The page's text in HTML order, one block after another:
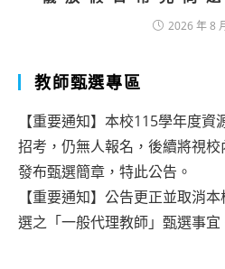
2026 年 8
教師甄選專區
【重要通知】本校115學年度
招考，仍無人報名，後續將視
發布甄選簡章，特此公告。
【重要通知】公告更正並取消
選之「一般代理教師」甄選事宜